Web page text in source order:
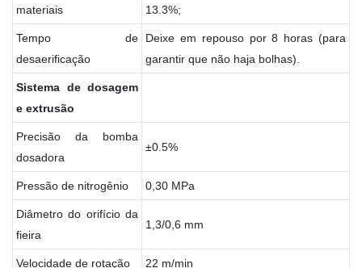
materiais
13.3%;
Tempo de
desaerificação
Deixe em repouso por 8 horas (para
garantir que não haja bolhas).
Sistema de dosagem
e extrusão
Precisão da bomba
dosadora
±0.5%
Pressão de nitrogênio 0,30 MPa
Diâmetro do orifício da
fieira
1,3/0,6 mm
Velocidade de rotação 22 m/min